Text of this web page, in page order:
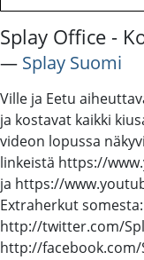
Splay Office -
― Splay Suomi
Ville ja Eetu
ja kostavat kaikki
videon lopussa
linkeistä https://
ja https://
Extraherkut
http://twitter.com/
http://facebook.com/